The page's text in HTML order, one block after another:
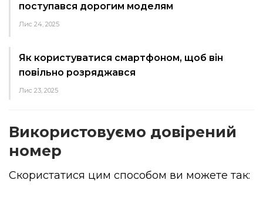
поступався дорогим моделям
Лис 24, 2025
Як користуватися смартфоном, щоб він
повільно розряджався
Лис 23, 2025
Використовуємо довірений
номер
Скористатися цим способом ви можете так: